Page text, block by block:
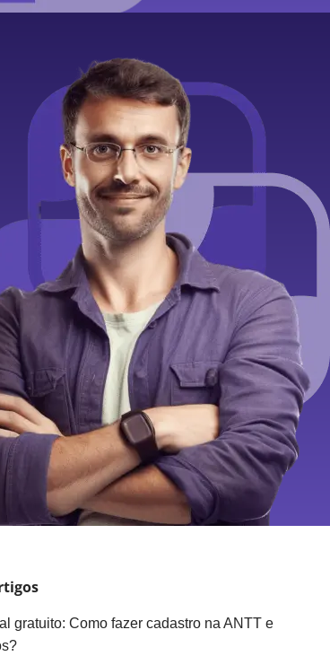
gratuito: Como fazer cadastro na ANTT e